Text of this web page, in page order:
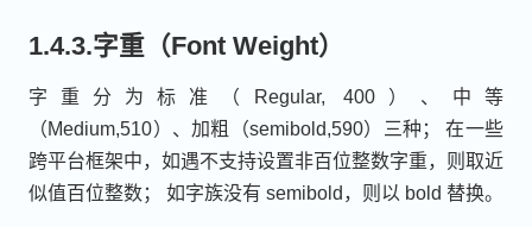
1.4.3.字重（Font Weight）
字重分为标准（Regular, 400）、中等
（Medium,510）、加粗（semibold,590）三种； 在一些
跨平台框架中，如遇不支持设置非百位整数字重，则取近
似值百位整数； 如字族没有 semibold，则以 bold 替换。